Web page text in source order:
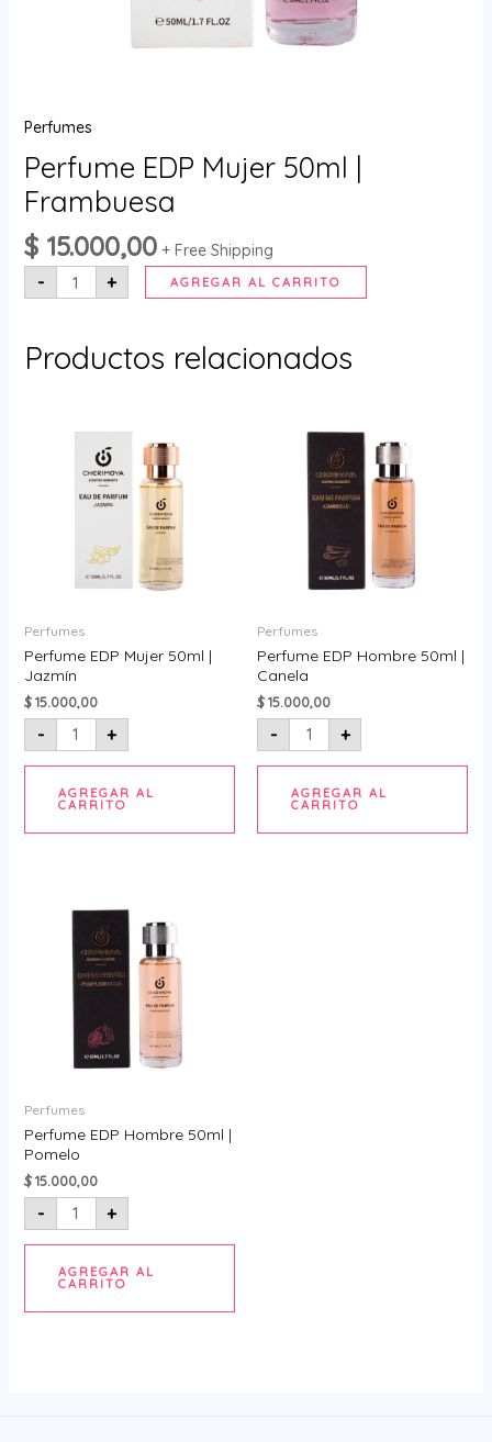
Perfumes
Perfume EDP Mujer 50ml |
Frambuesa
$15.000,00 + Free Shipping
- + AGREGAR AL CARRITO
Productos relacionados
Perfumes
Perfume EDP Mujer 50ml |
Jazmín
$15.000,00
-
Mujer
Jazmín
cantidad
+
AGREGAR AL
CARRITO
Perfumes
Perfume EDP Hombre 50ml |
Canela
$15.000,00
-
Hombre
Canela
cantidad
+
AGREGAR AL
CARRITO
Perfumes
Perfume EDP Hombre 50ml |
Pomelo
$15.000,00
-
Hombre
Pomelo
cantidad
+
AGREGAR AL
CARRITO